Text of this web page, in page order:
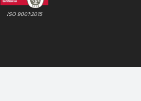
ISO 9001:2015